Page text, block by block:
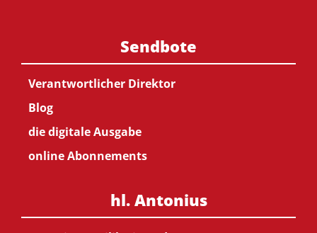
Sendbote
Verantwortlicher Direktor
Blog
die digitale Ausgabe
online Abonnements
hl. Antonius